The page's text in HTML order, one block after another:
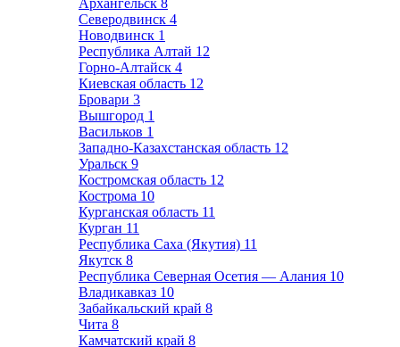
Архангельск 8
Северодвинск 4
Новодвинск 1
Республика Алтай 12
Горно-Алтайск 4
Киевская область 12
Бровари 3
Вышгород 1
Васильков 1
Западно-Казахстанская область 12
Уральск 9
Костромская область 12
Кострома 10
Курганская область 11
Курган 11
Республика Саха (Якутия) 11
Якутск 8
Республика Северная Осетия — Алания 10
Владикавказ 10
Забайкальский край 8
Чита 8
Камчатский край 8